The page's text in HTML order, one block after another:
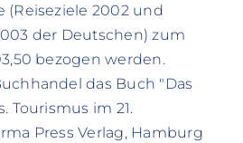
(Reiseziele 2002 und
der Deutschen) zum
bezogen werden.
das Buch "Das
Tourismus im 21.
Press Verlag, Hamburg